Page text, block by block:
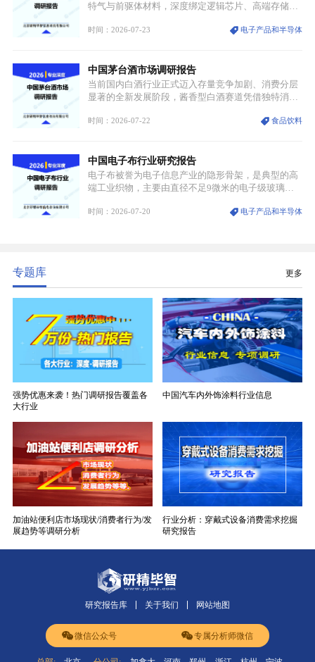
特气与前驱体材料，深度绑定逻辑芯片、高端存储芯
沉积（CVD）、原子层沉积（ALD）工艺专用前驱体
密制造流程。
时间：2026-07-23 电子产品和半导体
中国茅台酒市场调研报告
当前国内白酒行业正式迈入存量竞争加剧、消费分层
显著的全新发展阶段，酱香型白酒赛道凭借独特消费
道。贵州茅台凭借独一无二的核心产区壁垒、刚性产
业。
时间：2026-07-22 食品饮料
中国电子布行业研究报告
电子布被誉为电子信息产业的隐形骨架，是典型的高
端工业织物，主要由直径不足9微米的电子级玻璃纤
生产制造过程中不可或缺的核心基材。电子布具备高
时间：2026-07-20 电子产品和半导体
专题库 更多
强势优惠来袭！热门调研报告覆盖各
大行业
中国汽车内外饰涂料行业信息
加油站便利店市场现状/消费者行为/发
展趋势等调研分析
行业分析：穿戴式设备消费需求挖掘
研究报告
研究报告库 关于我们 网站地图
微信公众号 专属分析师微信